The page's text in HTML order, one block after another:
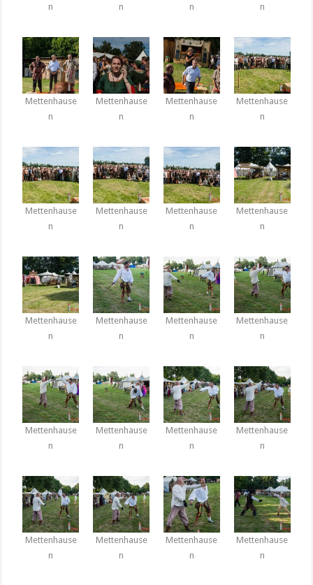
n
n
n
n
Mettenhause
n
Mettenhause
n
Mettenhause
n
Mettenhause
n
Mettenhause
n
Mettenhause
n
Mettenhause
n
Mettenhause
n
Mettenhause
n
Mettenhause
n
Mettenhause
n
Mettenhause
n
Mettenhause
n
Mettenhause
n
Mettenhause
n
Mettenhause
n
Mettenhause
n
Mettenhause
n
Mettenhause
n
Mettenhause
n